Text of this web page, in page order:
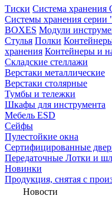
Тиски Система хранения
Системы хранения
BOXES Модули
Стулья Полки
хранения Контейнеры и
Складские стеллажи
Верстаки металлические
Верстаки столярные
Тумбы и тележки
Шкафы для инструмента
Мебель ESD
Сейфы
Пулестойкие окна
Сертифицированные
Передаточные Лотки и
Новинки
Продукция, снятая с
Новости